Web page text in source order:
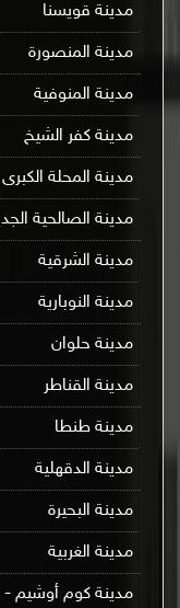
مدينة قويسنا
مدينة المنصورة
مدينة المنوفية
مدينة كفر الشيخ
مدينة المحلة الكبرى
مدينة الصالحية
مدينة الشرقية
مدينة النوبارية
مدينة حلوان
مدينة القناطر
مدينة طنطا
مدينة الدقهلية
مدينة البحيرة
مدينة الغربية
مدينة كوم أوشيم -